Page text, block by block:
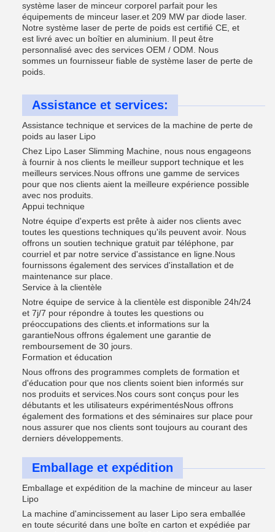
système laser de minceur corporel parfait pour les
équipements de minceur laser.et 209 MW par diode laser.
Notre système laser de perte de poids est certifié CE, et
est livré avec un boîtier en aluminium. Il peut être
personnalisé avec des services OEM / ODM. Nous
sommes un fournisseur fiable de système laser de perte de
poids.
Assistance et services:
Assistance technique et services de la machine de perte de
poids au laser Lipo
Chez Lipo Laser Slimming Machine, nous nous engageons
à fournir à nos clients le meilleur support technique et les
meilleurs services.Nous offrons une gamme de services
pour que nos clients aient la meilleure expérience possible
avec nos produits.
Appui technique
Notre équipe d'experts est prête à aider nos clients avec
toutes les questions techniques qu'ils peuvent avoir. Nous
offrons un soutien technique gratuit par téléphone, par
courriel et par notre service d'assistance en ligne.Nous
fournissons également des services d'installation et de
maintenance sur place.
Service à la clientèle
Notre équipe de service à la clientèle est disponible 24h/24
et 7j/7 pour répondre à toutes les questions ou
préoccupations des clients.et informations sur la
garantieNous offrons également une garantie de
remboursement de 30 jours.
Formation et éducation
Nous offrons des programmes complets de formation et
d'éducation pour que nos clients soient bien informés sur
nos produits et services.Nos cours sont conçus pour les
débutants et les utilisateurs expérimentésNous offrons
également des formations et des séminaires sur place pour
nous assurer que nos clients sont toujours au courant des
derniers développements.
Emballage et expédition
Emballage et expédition de la machine de minceur au laser
Lipo
La machine d'amincissement au laser Lipo sera emballée
en toute sécurité dans une boîte en carton et expédiée par